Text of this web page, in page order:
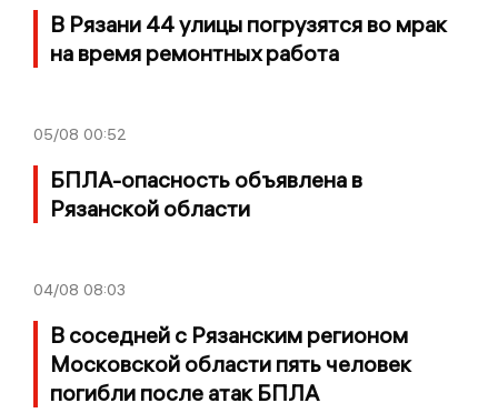
В Рязани 44 улицы погрузятся во мрак
на время ремонтных работа
05/08 00:52
БПЛА-опасность объявлена в
Рязанской области
04/08 08:03
В соседней с Рязанским регионом
Московской области пять человек
погибли после атак БПЛА